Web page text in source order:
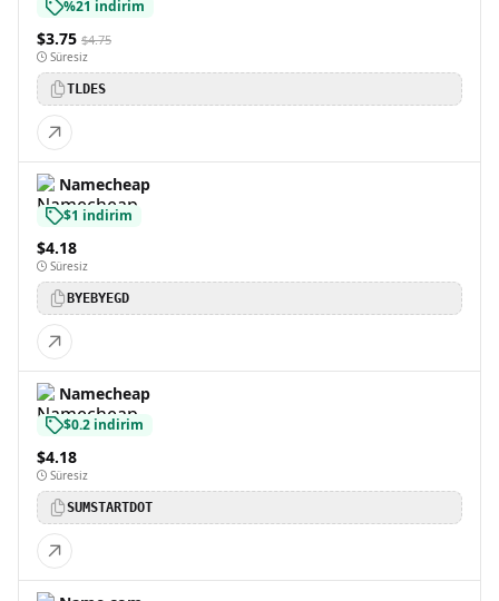
%21 indirim
$3.75 $4.75
Süresiz
TLDES
Namecheap
$1 indirim
$4.18
Süresiz
BYEBYEGD
Namecheap
$0.2 indirim
$4.18
Süresiz
SUMSTARTDOT